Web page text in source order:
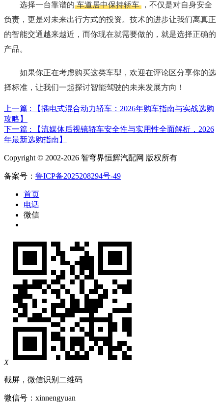
选择一台靠谱的 车道居中保持轿车
，不仅是对自身安全
负责，更是对未来出行方式的投资。技术的进步让我们离真正
的智能交通越来越近，而你现在就需要做的，就是选择正确的
产品。
如果你正在考虑购买这类车型，欢迎在评论区分享你的选
择标准，让我们一起探讨智能驾驶的未来发展方向！
上一篇 : 【插电式混合动力轿车：2026年购车指南与实战选购
攻略】
下一篇 : 【流媒体后视镜轿车安全性与实用性全面解析，2026
年最新选购指南】
Copyright © 2002-2026 智穹界恒辉汽配网 版权所有
备案号： 鲁ICP备2025208294号-49
首页
电话
微信
X
截屏，微信识别二维码
微信号： xinnengyuan